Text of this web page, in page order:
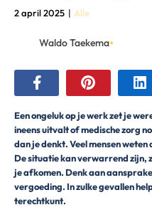
2 april 2025 | Alle
Waldo Taekema•
Een ongeluk op je werk zet je
ineens uitvalt of medische zorg
dan je denkt. Veel mensen
De situatie kan verwarrend zijn,
je afkomen. Denk aan
vergoeding. In zulke gevallen
terechtkunt.